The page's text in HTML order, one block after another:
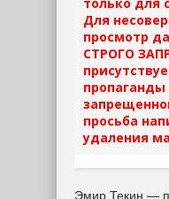
Для
просмотр
СТРОГО
пропаганды
просьба
удаления
Эмир Текин —